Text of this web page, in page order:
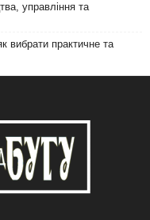
управління та
вибрати практичне та